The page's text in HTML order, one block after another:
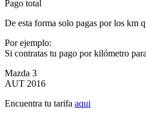
Pago total
De esta forma solo pagas por los km
Por ejemplo:
Si contratas tu pago por kilómetro
Mazda 3
AUT 2016
Encuentra tu tarifa aqui